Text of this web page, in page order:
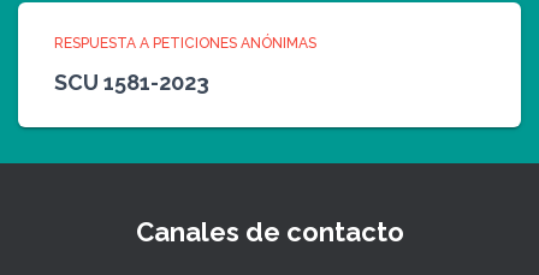
RESPUESTA A PETICIONES ANÓNIMAS
SCU 1581-2023
Canales de contacto